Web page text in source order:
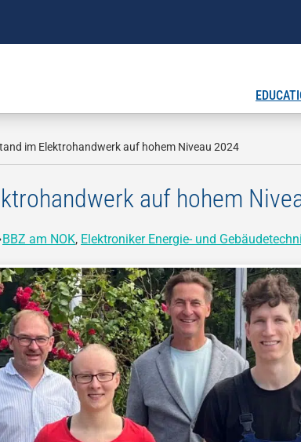
im Elektrohandwerk auf hohem Niveau 2024
auf hohem
BBZ am NOK, Elektroniker Energie- und